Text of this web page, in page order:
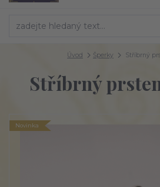
Úvod Šperky Stříbrný
Stříbrný
Novinka